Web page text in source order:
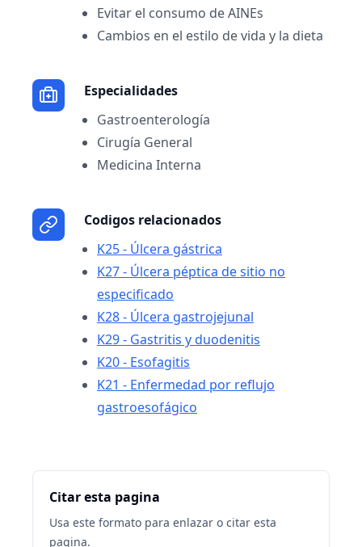
Evitar el consumo de AINEs
Cambios en el estilo de vida y la dieta
Especialidades
Gastroenterología
Cirugía General
Medicina Interna
Codigos relacionados
K25 - Úlcera gástrica
K27 - Úlcera péptica de sitio no
especificado
K28 - Úlcera gastrojejunal
K29 - Gastritis y duodenitis
K20 - Esofagitis
K21 - Enfermedad por reflujo
gastroesofágico
Citar esta pagina
Usa este formato para enlazar o citar esta
pagina.